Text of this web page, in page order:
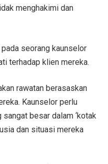
menghakimi dan
seorang kaunselor
terhadap klien mereka.
rawatan berasaskan
Kaunselor perlu
besar dalam ‘kotak
dan situasi mereka